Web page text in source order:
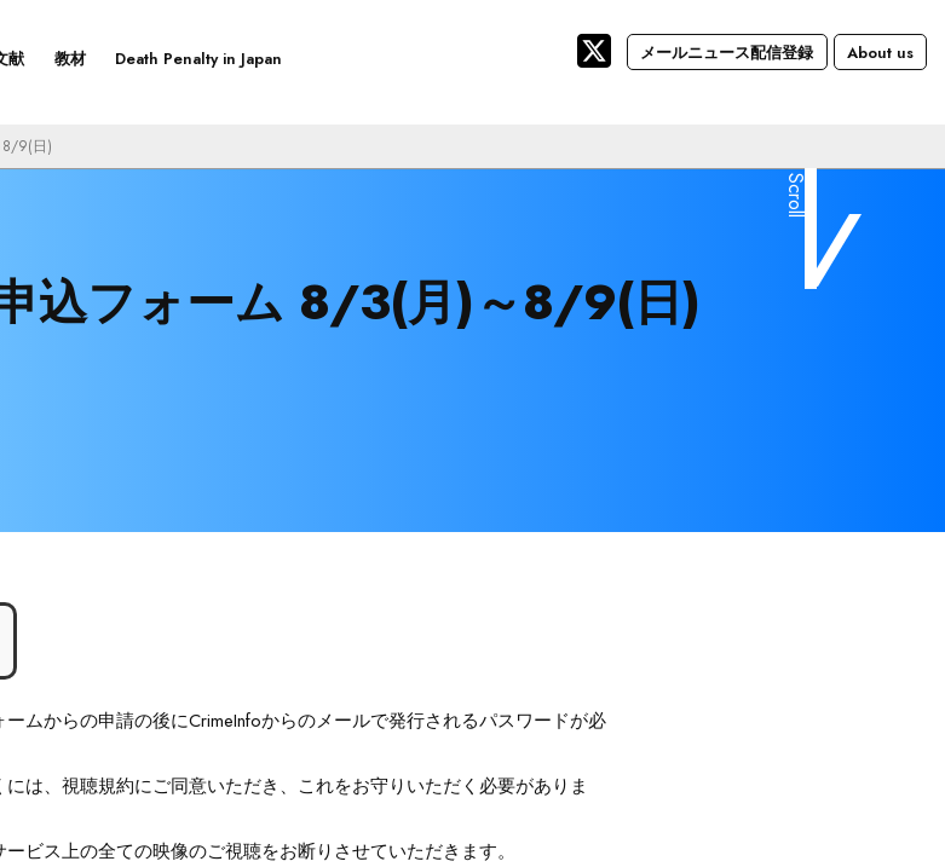
献 教材 Death Penalty in Japan メールニュース配信登録 About us
8/9(日)
Scroll
込フォーム 8/3(月)～8/9(日)
ムからの申請の後にCrimeInfoからのメールで発行されるパスワードが必
は、視聴規約にご同意いただき、これをお守りいただく必要がありま
ビス上の全ての映像のご視聴をお断りさせていただきます。